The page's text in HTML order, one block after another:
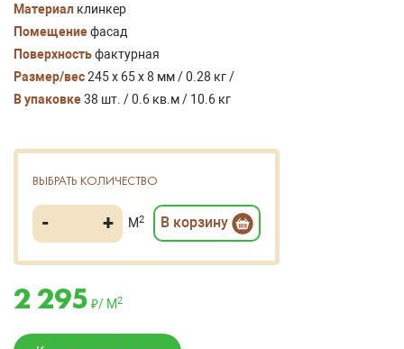
Материал клинкер
Помещениефасад
Поверхностьфактурная
Размер/вес245 x 65 x 8 мм / 0.28 кг /
В упаковке38 шт. / 0.6 кв.м / 10.6 кг
ВЫБРАТЬ КОЛИЧЕСТВО
- + М2 В корзину
2 295 ₽/ М2